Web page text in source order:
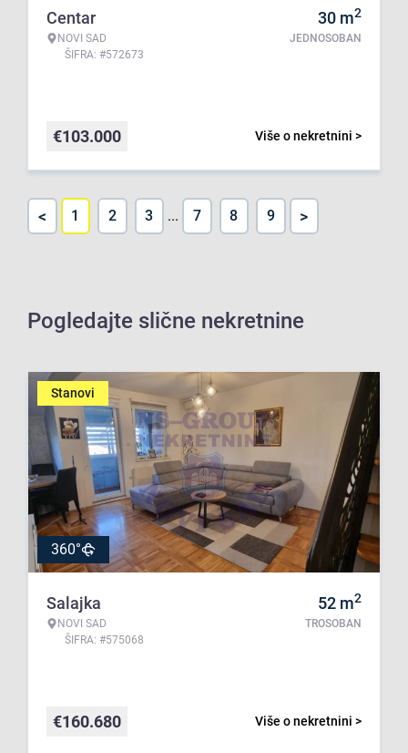
Centar
NOVI SAD
ŠIFRA: #572673
30 m2
JEDNOSOBAN
Više o nekretnini >
€103.000
< 1 2 3 ... 7 8 9 >
Pogledajte slične nekretnine
Stanovi
360°
Salajka
NOVI SAD
ŠIFRA: #575068
52 m2
TROSOBAN
Više o nekretnini >
€160.680